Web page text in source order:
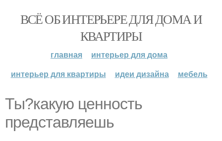
ВСЁ ОБ ИНТЕРЬЕРЕ ДЛЯ ДОМА И
КВАРТИРЫ
главная
интерьер для дома
интерьер для квартиры
идеи дизайна мебель
Ты?какую ценность
представляешь